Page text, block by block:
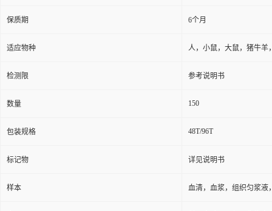
保质期 6个月
适应物种 人，小鼠，大鼠，猪牛羊
检测限 参考说明书
数量 150
包装规格 48T/96T
标记物 详见说明书
样本 血清，血浆，组织匀浆液